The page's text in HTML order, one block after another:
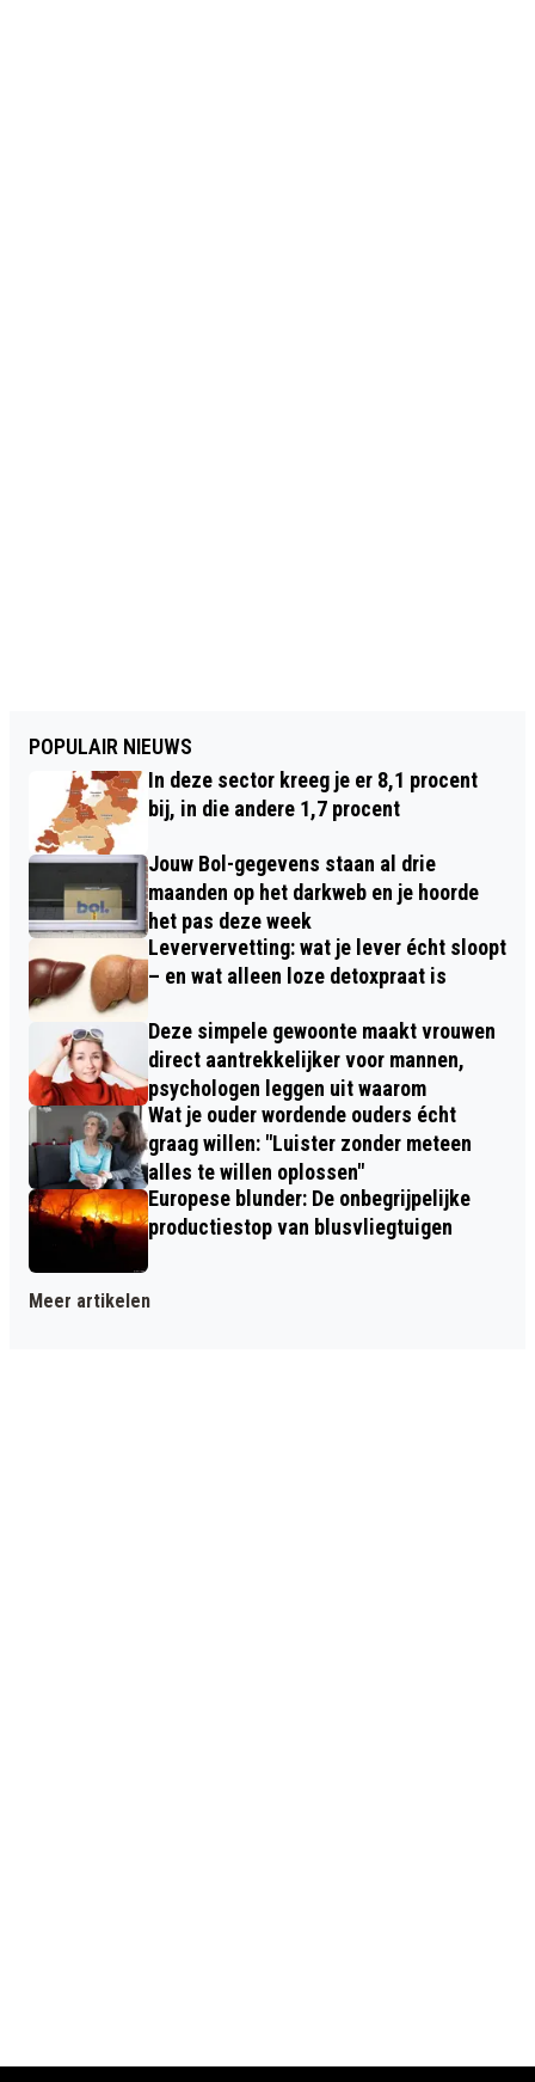
POPULAIR NIEUWS
In deze sector kreeg je er 8,1 procent
bij, in die andere 1,7 procent
Jouw Bol-gegevens staan al drie
maanden op het darkweb en je hoorde
het pas deze week
Leververvetting: wat je lever écht sloopt
– en wat alleen loze detoxpraat is
Deze simpele gewoonte maakt vrouwen
direct aantrekkelijker voor mannen,
psychologen leggen uit waarom
Wat je ouder wordende ouders écht
graag willen: "Luister zonder meteen
alles te willen oplossen"
Europese blunder: De onbegrijpelijke
productiestop van blusvliegtuigen
Meer artikelen